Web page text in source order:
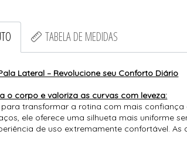
TABELA DE MEDIDAS
Lateral – Revolucione seu Conforto Diário
o corpo e valoriza as curvas com leveza:
para transformar a rotina com mais
ele oferece uma silhueta mais uniforme
de uso extremamente confortável.